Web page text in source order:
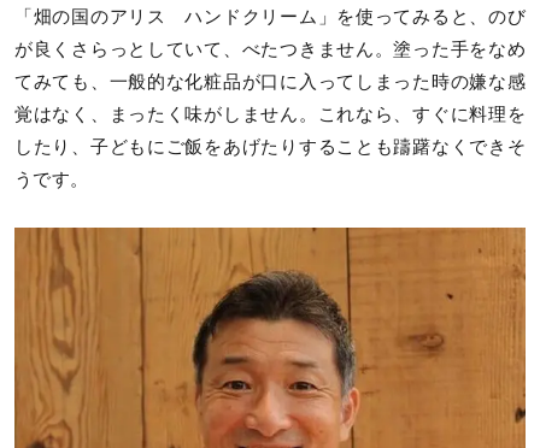
「畑の国のアリス ハンドクリーム」を使ってみると、のび
が良くさらっとしていて、べたつきません。塗った手をなめ
てみても、一般的な化粧品が口に入ってしまった時の嫌な感
覚はなく、まったく味がしません。これなら、すぐに料理を
したり、子どもにご飯をあげたりすることも躊躇なくできそ
うです。